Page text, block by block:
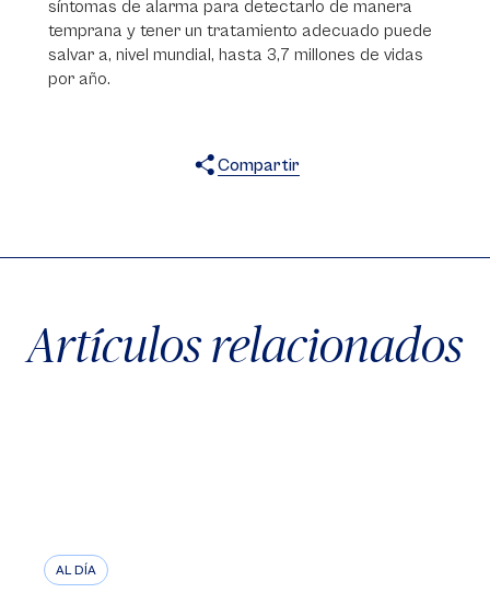
síntomas de alarma para detectarlo de manera
temprana y tener un tratamiento adecuado puede
salvar a, nivel mundial, hasta 3,7 millones de vidas
por año.
Compartir
Artículos relacionados
AL DÍA